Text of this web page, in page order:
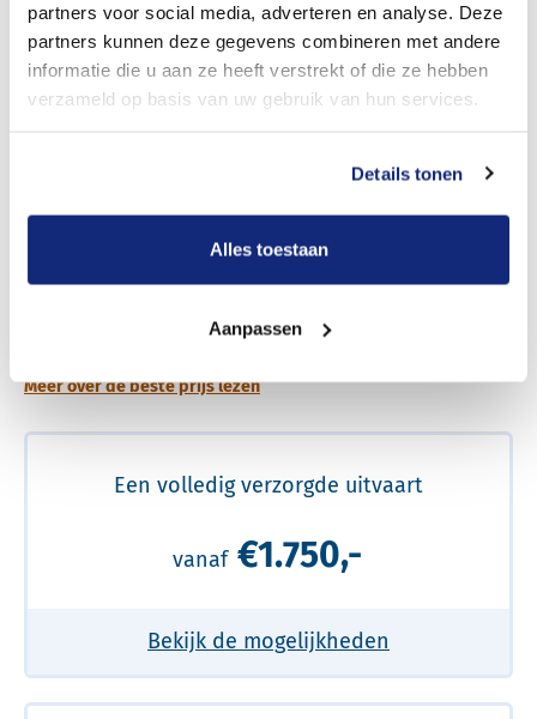
partners voor social media, adverteren en analyse. Deze
partners kunnen deze gegevens combineren met andere
informatie die u aan ze heeft verstrekt of die ze hebben
verzameld op basis van uw gebruik van hun services.
Details tonen
Alles toestaan
Aanpassen
Meer over de beste prijs lezen
Een volledig verzorgde uitvaart
vanaf €1.750,-
Bekijk de mogelijkheden